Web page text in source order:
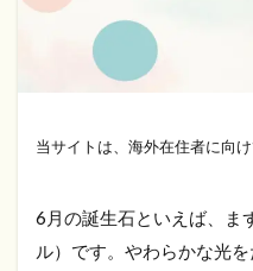
当サイトは、海外在住者に向
6月の誕生石といえば、ま
ル）です。やわらかな光